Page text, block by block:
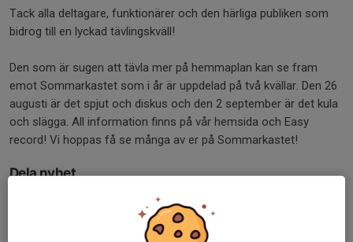
Tack alla deltagare, funktionärer och den härliga publiken som
bidrog till en lyckad tävlingskväll!
Den som är sugen att tävla mer på hemmaplan kan se fram
emot Sommarkastet som i år är uppdelad på två kvällar. Den 26
augusti är det spjut och diskus och den 2 september är det kula
och slägga. All information finns på vår hemsida och Easy
record! Vi hoppas få se många av er på Sommarkastet!
Dela nyhet